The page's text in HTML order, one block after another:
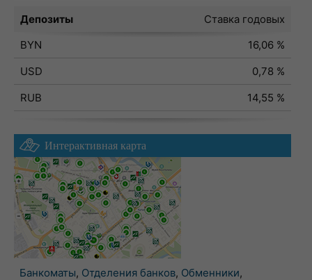
Депозиты
Ставка годовых
BYN
16,06 %
USD
0,78 %
RUB
14,55 %
Интерактивная карта
Банкоматы, Отделения банков, Обменники,